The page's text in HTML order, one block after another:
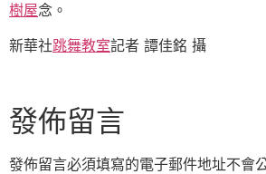
樹屋念。
新華社跳舞教室記者 譚佳銘 攝
發佈留言
發佈留言必須填寫的電子郵件地址不會